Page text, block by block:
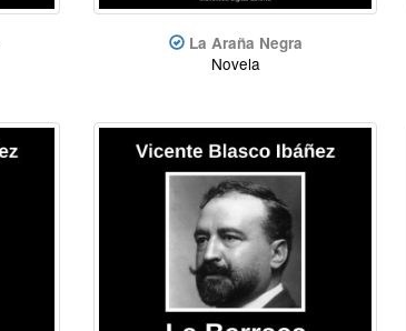
La Araña Negra
Novela